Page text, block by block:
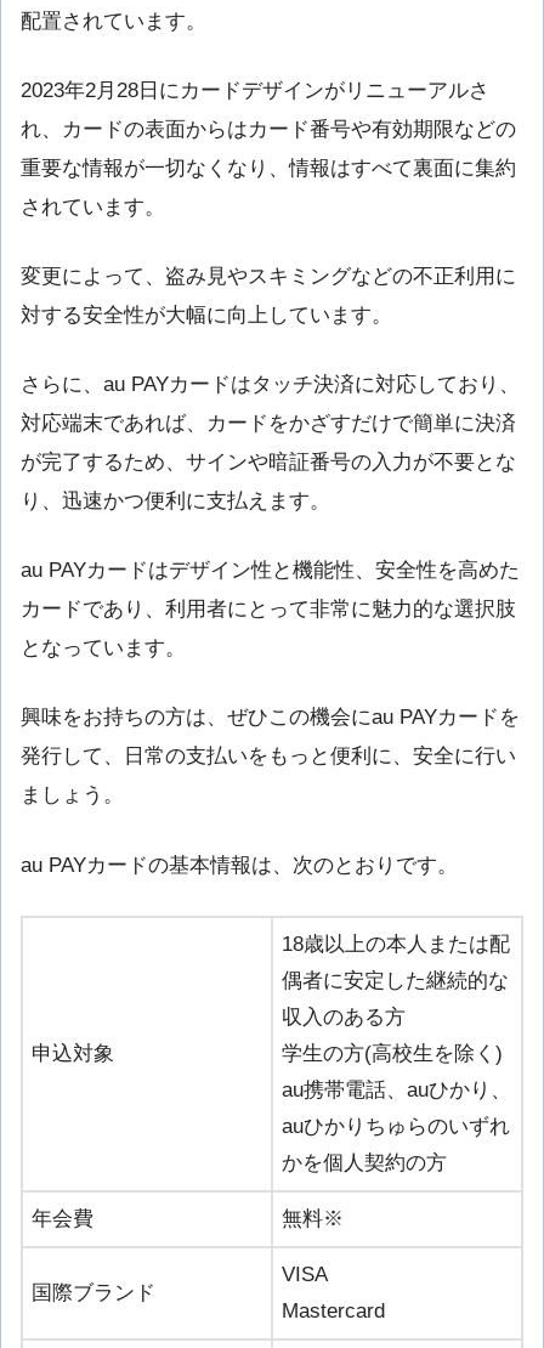
配置されています。
2023年2月28日にカードデザインがリニューアルさ
れ、カードの表面からはカード番号や有効期限などの
重要な情報が一切なくなり、情報はすべて裏面に集約
されています。
変更によって、盗み見やスキミングなどの不正利用に
対する安全性が大幅に向上しています。
さらに、au PAYカードはタッチ決済に対応しており、
対応端末であれば、カードをかざすだけで簡単に決済
が完了するため、サインや暗証番号の入力が不要とな
り、迅速かつ便利に支払えます。
au PAYカードはデザイン性と機能性、安全性を高めた
カードであり、利用者にとって非常に魅力的な選択肢
となっています。
興味をお持ちの方は、ぜひこの機会にau PAYカードを
発行して、日常の支払いをもっと便利に、安全に行い
ましょう。
au PAYカードの基本情報は、次のとおりです。
申込対象
18歳以上の本人または配
偶者に安定した継続的な
収入のある方
学生の方(高校生を除く)
au携帯電話、auひかり、
auひかりちゅらのいずれ
かを個人契約の方
年会費 無料※
国際ブランド
VISA
Mastercard